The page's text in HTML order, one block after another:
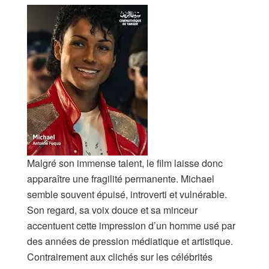
Malgré son immense talent, le film laisse donc
apparaître une fragilité permanente. Michael
semble souvent épuisé, introverti et vulnérable.
Son regard, sa voix douce et sa minceur
accentuent cette impression d’un homme usé par
des années de pression médiatique et artistique.
Contrairement aux clichés sur les célébrités